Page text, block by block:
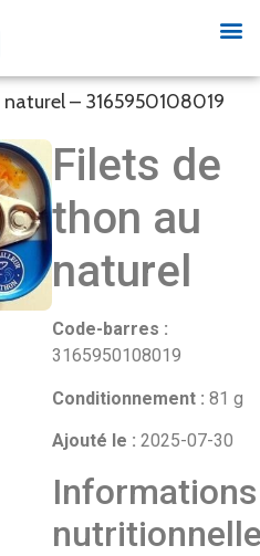
– 3165950108019
Filets de
thon au
naturel
Code-barres :
3165950108019
Conditionnement : 81 g
Ajouté le : 2025-07-30
Informations